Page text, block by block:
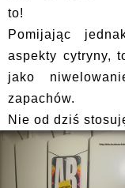
to!
Pomijając
aspekty cytryny,
jako
zapachów.
Nie od dziś